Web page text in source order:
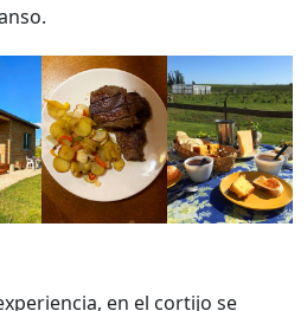
en el cortijo se